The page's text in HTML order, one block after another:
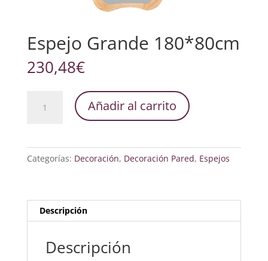
Espejo Grande 180*80cm
230,48€
Grande
Añadir al carrito
Categorías: Decoración, Decoración Pared, Espejos
Descripción
Descripción